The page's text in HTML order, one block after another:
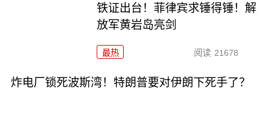
铁证出台！菲律宾求锤得锤！解
放军黄岩岛亮剑
最热 阅读 21678
炸电厂锁死波斯湾！特朗普要对伊朗下死手了？